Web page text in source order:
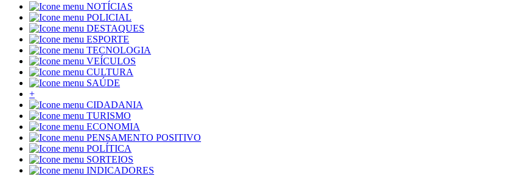
NOTÍCIAS
POLICIAL
DESTAQUES
ESPORTE
TECNOLOGIA
VEÍCULOS
CULTURA
SAÚDE
+
CIDADANIA
TURISMO
ECONOMIA
PENSAMENTO POSITIVO
POLÍTICA
SORTEIOS
INDICADORES